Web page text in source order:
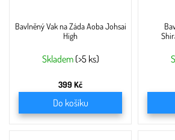
Bavlněný Vak na Záda Aoba Johsai
High
Skladem (>5 ks)
399 Kč
Do košíku